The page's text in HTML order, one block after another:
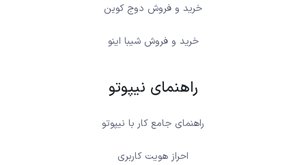
خرید و فروش دوج کوین
خرید و فروش شیبا اینو
راهنمای نیپوتو
راهنمای جامع کار با نیپوتو
احراز هویت کاربری